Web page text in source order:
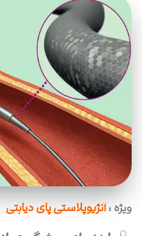
ویژه :آنژیوپلاستی پای دیابتی